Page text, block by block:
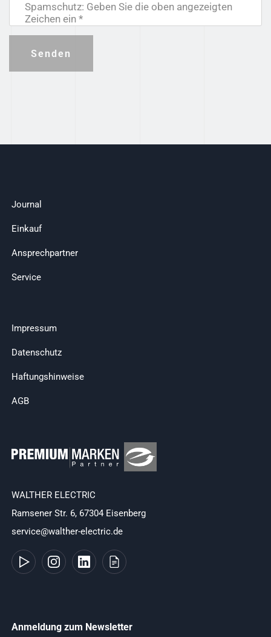
Spamschutz: Geben Sie die oben angezeigten
Zeichen ein *
Senden
Journal
Einkauf
Ansprechpartner
Service
Impressum
Datenschutz
Haftungshinweise
AGB
WALTHER ELECTRIC
Ramsener Str. 6, 67304 Eisenberg
service@walther-electric.de
Anmeldung zum Newsletter